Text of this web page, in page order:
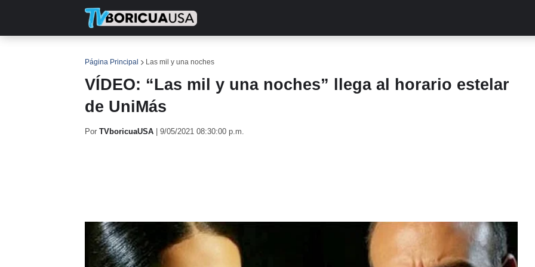
Página Principal Las mil y una noches
VÍDEO: “Las mil y una noches” llega al horario estelar
de UniMás
Por TVboricuaUSA 9/05/2021 08:30:00 p.m.